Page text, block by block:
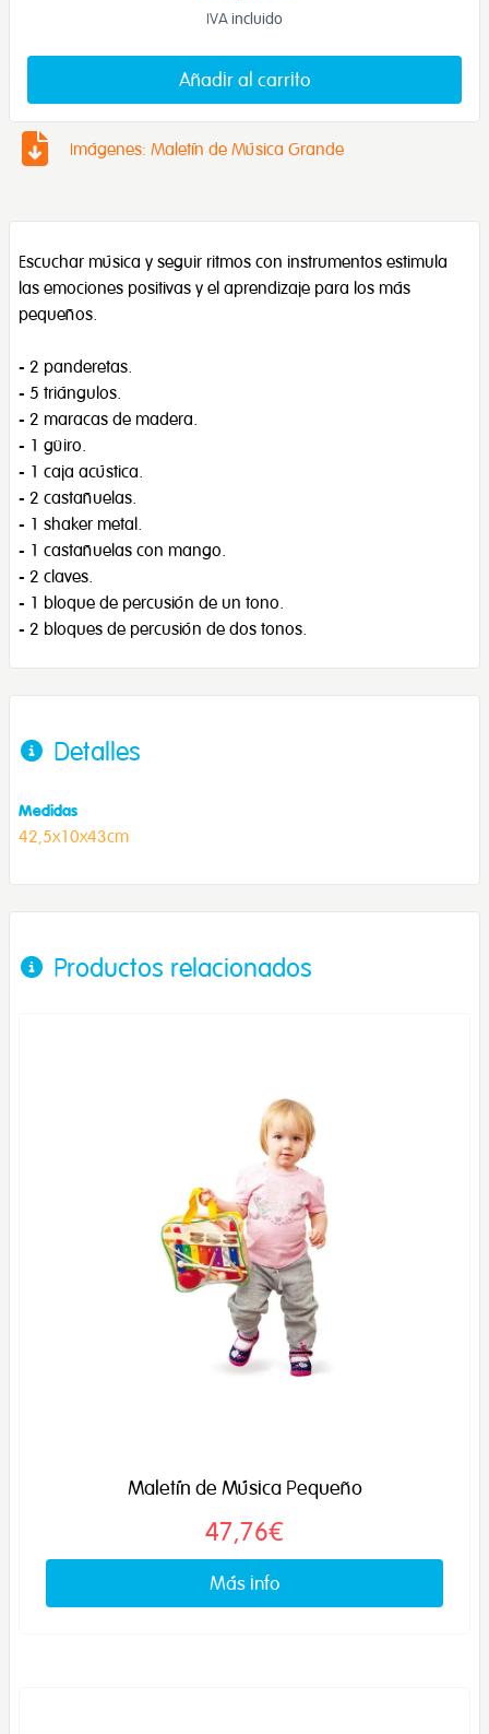
IVA incluido
Añadir al carrito
Imágenes: Maletín de Música Grande
Escuchar música y seguir ritmos con instrumentos estimula
las emociones positivas y el aprendizaje para los más
pequeños.
- 2 panderetas.
- 5 triángulos.
- 2 maracas de madera.
- 1 güiro.
- 1 caja acústica.
- 2 castañuelas.
- 1 shaker metal.
- 1 castañuelas con mango.
- 2 claves.
- 1 bloque de percusión de un tono.
- 2 bloques de percusión de dos tonos.
Detalles
Medidas
42,5x10x43cm
Productos relacionados
Maletín de Música Pequeño
47,76€
Más info